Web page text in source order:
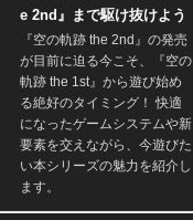
e 2nd』まで駆け抜けよう
『空の軌跡 the 2nd』の発売
が目前に迫る今こそ、『空の
軌跡 the 1st』から遊び始め
る絶好のタイミング！ 快適
になったゲームシステムや新
要素を交えながら、今遊びた
い本シリーズの魅力を紹介し
ます。